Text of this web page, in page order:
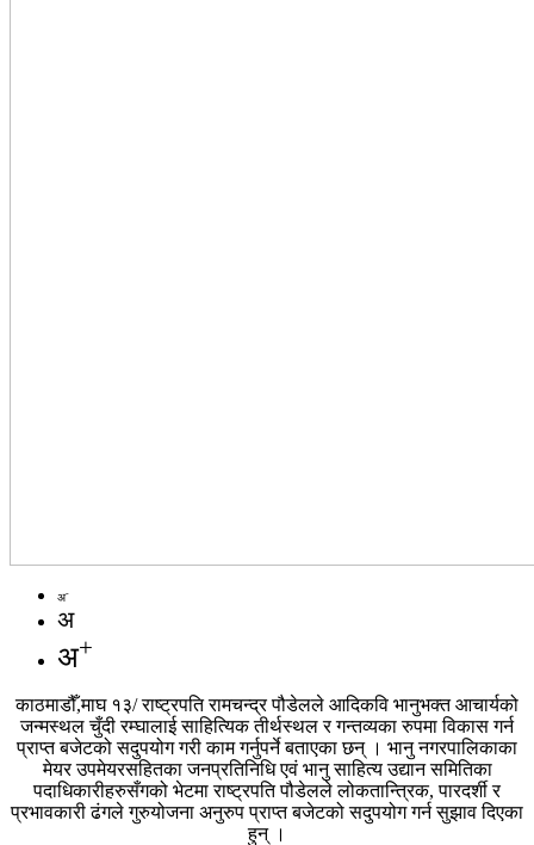
अ-
अ
अ+
काठमाडौँ,माघ १३/ राष्ट्रपति रामचन्द्र पौडेलले आदिकवि भानुभक्त आचार्यको
जन्मस्थल चुँदी रम्घालाई साहित्यिक तीर्थस्थल र गन्तव्यका रुपमा विकास गर्न
प्राप्त बजेटको सदुपयोग गरी काम गर्नुपर्ने बताएका छन् । भानु नगरपालिकाका
मेयर उपमेयरसहितका जनप्रतिनिधि एवं भानु साहित्य उद्यान समितिका
पदाधिकारीहरुसँगको भेटमा राष्ट्रपति पौडेलले लोकतान्त्रिक, पारदर्शी र
प्रभावकारी ढंगले गुरुयोजना अनुरुप प्राप्त बजेटको सदुपयोग गर्न सुझाव दिएका
हुन् ।